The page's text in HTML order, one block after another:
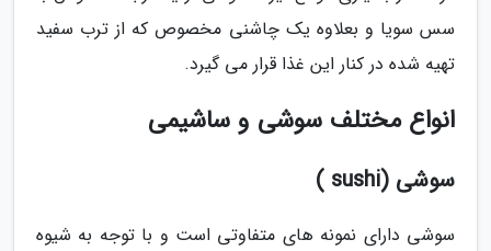
سس سویا و بعلاوه یک چاشنی مخصوص که از ترب سفید
تهیه شده در کنار این غذا قرار می گیرد.
انواع مختلف سوشی و ساشیمی
سوشی (sushi )
سوشی دارای نمونه های متفاوتی است و با توجه به شیوه